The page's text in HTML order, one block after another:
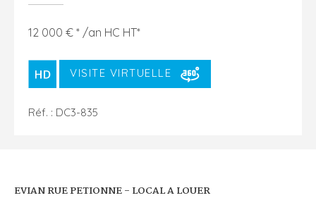
12 000 € * /an HC HT*
VISITE VIRTUELLE
Réf. : DC3-835
EVIAN RUE PETIONNE - LOCAL A LOUER